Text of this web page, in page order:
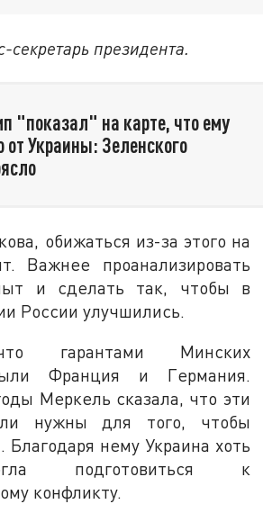
секретарь президента.
"показал" на карте, что ему
от Украины: Зеленского
обижаться из-за этого на
Важнее проанализировать
и сделать так, чтобы в
России улучшились.
гарантами Минских
Франция и Германия.
Меркель сказала, что эти
нужны для того, чтобы
Благодаря нему Украина хоть
подготовиться к
конфликту.